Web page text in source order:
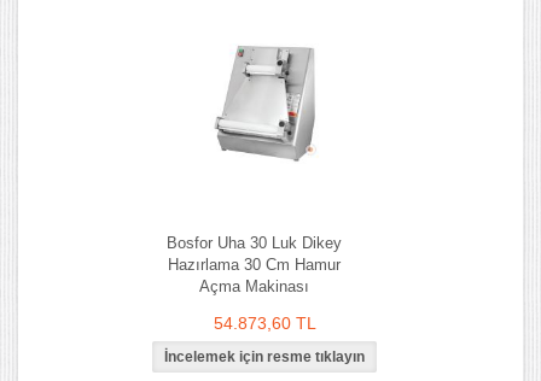
Bosfor Uha 30 Luk Dikey
Hazırlama 30 Cm Hamur
Açma Makinası
54.873,60 TL